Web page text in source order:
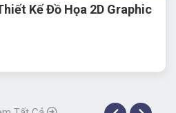
Kế Đồ Họa 2D Graphic